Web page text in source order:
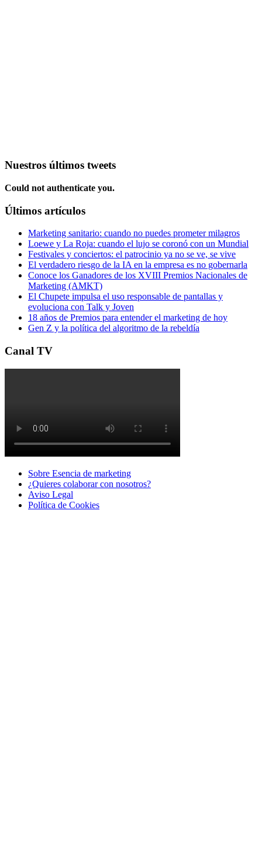
Nuestros últimos tweets
Could not authenticate you.
Últimos artículos
Marketing sanitario: cuando no puedes prometer milagros
Loewe y La Roja: cuando el lujo se coronó con un Mundial
Festivales y conciertos: el patrocinio ya no se ve, se vive
El verdadero riesgo de la IA en la empresa es no gobernarla
Conoce los Ganadores de los XVIII Premios Nacionales de
Marketing (AMKT)
El Chupete impulsa el uso responsable de pantallas y
evoluciona con Talk y Joven
18 años de Premios para entender el marketing de hoy
Gen Z y la política del algoritmo de la rebeldía
Canal TV
Sobre Esencia de marketing
¿Quieres colaborar con nosotros?
Aviso Legal
Polí­tica de Cookies